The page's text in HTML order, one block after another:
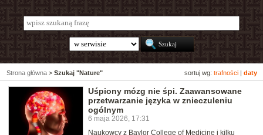
sortuj wg: trafności daty
Strona główna > Szukaj "Nature"
Uśpiony mózg nie śpi. Zaawansowane
przetwarzanie języka w znieczuleniu
ogólnym
6 maja 2026, 17:31
Naukowcy z Baylor College of Medicine i kilku